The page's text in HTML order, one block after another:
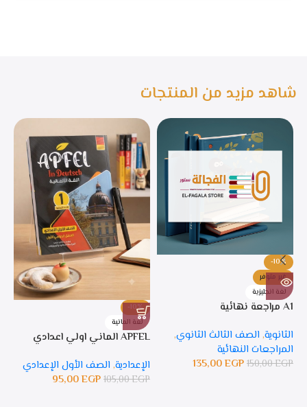
شاهد مزيد من المنتجات
-10%
غير متوفر
لغة انجليزية
A1 مراجعة نهائية
الثانوية, الصف الثالث الثانوي,
المراجعات النهائية
150,00EGP
135,00EGP
-10%
لغة المانية
APFEL الماني اولي اعدادي
الإعدادية, الصف الأول الإعدادي
105,00EGP
95,00EGP